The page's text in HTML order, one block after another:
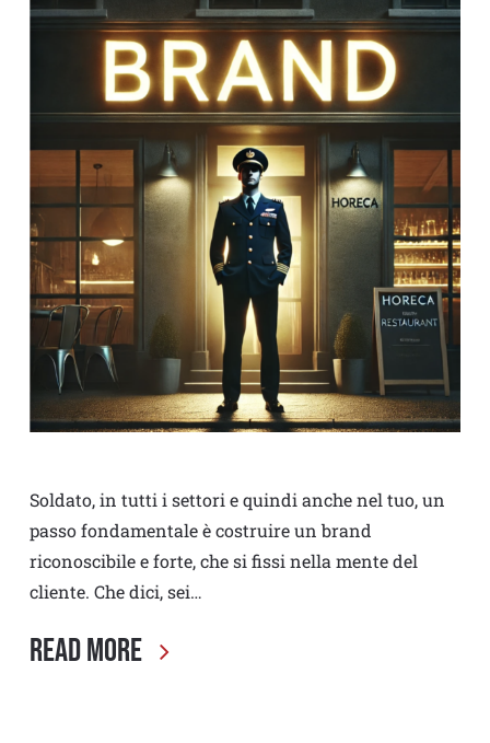
Soldato, in tutti i settori e quindi anche nel tuo, un
passo fondamentale è costruire un brand
riconoscibile e forte, che si fissi nella mente del
cliente. Che dici, sei…
Read More